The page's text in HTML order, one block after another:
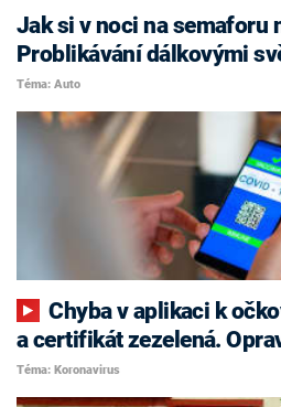
Jak si v noci na semaforu
Problikávání dálkovými
Téma: Auto
Chyba v aplikaci k očkování: Změňte datum
a certifikát zezelená.
Téma: Koronavirus